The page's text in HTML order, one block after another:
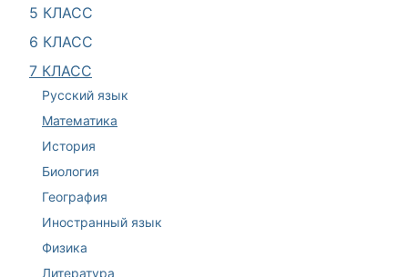
5 КЛАСС
6 КЛАСС
7 КЛАСС
Русский язык
Математика
История
Биология
География
Иностранный язык
Физика
Литература